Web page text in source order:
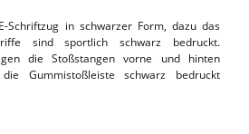
Schriftzug in schwarzer Form, dazu das
sind sportlich schwarz bedruckt.
die Stoßstangen vorne und hinten
Gummistoßleiste schwarz bedruckt